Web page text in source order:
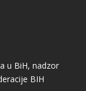
u BiH, nadzor
BIH